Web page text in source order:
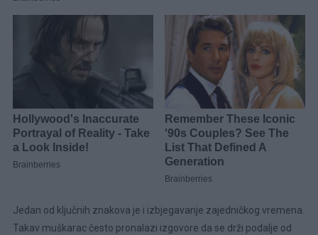
Jedan od ključnih znakova je i izbjegavanje zajedničkog vremena.
Takav muškarac često pronalazi izgovore da se drži podalje od